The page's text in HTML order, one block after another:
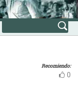
Recomiendo:
0